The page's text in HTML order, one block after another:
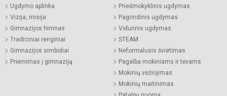
Ugdymo aplinka
Vizija, misija
Gimnazijos himnas
Tradiciniai renginiai
Gimnazijos simboliai
Priėmimas į gimnaziją
Priešmokyklinis ugdymas
Pagrindinis ugdymas
Vidurinis ugdymas
STEAM
Neformalusis švietimas
Pagalba mokiniams ir tėvams
Mokinių vežiojimas
Mokinių maitinimas